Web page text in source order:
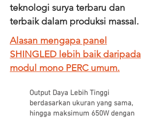
teknologi surya terbaru dan
terbaik dalam produksi massal.
Alasan mengapa panel
SHINGLED lebih baik daripada
modul mono PERC umum.
Output Daya Lebih Tinggi
berdasarkan ukuran yang sama,
hingga maksimum 650W dengan